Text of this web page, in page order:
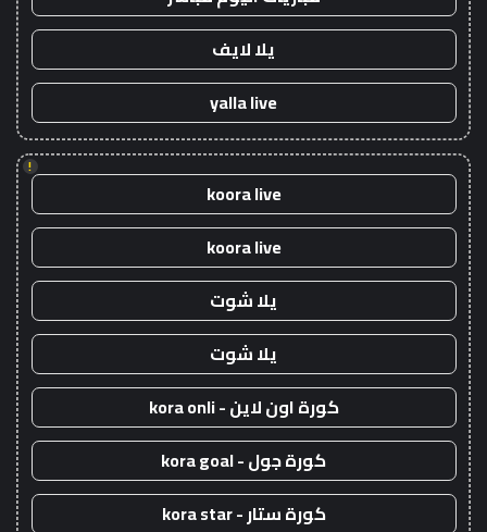
يلا لايف
yalla live
!
koora live
koora live
يلا شوت
يلا شوت
كورة اون لاين - kora onli
كورة جول - kora goal
كورة ستار - kora star